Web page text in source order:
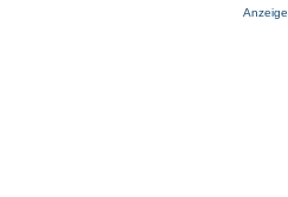
Anzeige